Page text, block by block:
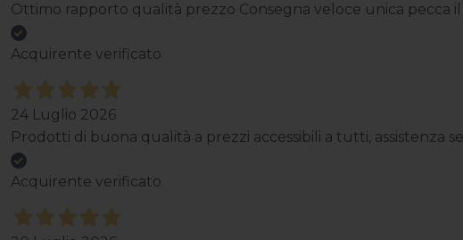
Ottimo rapporto qualità prezzo Consegna veloce unica pecca
Acquirente verificato
24 Luglio 2026
Prodotti di buona qualità a prezzi accessibili a tutti, assistenza
Acquirente verificato